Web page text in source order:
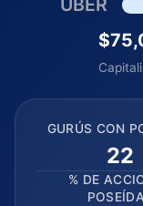
GURÚS CON
22
% DE